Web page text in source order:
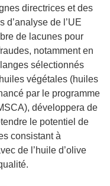
directrices et des
d’analyse de l’UE
de lacunes pour
notamment en
sélectionnés
végétales (huiles
par le programme
développera de
le potentiel de
consistant à
de l’huile d’olive